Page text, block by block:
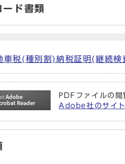
ード書類
車税(種別割)納税証明(継続
PDFファイルの
Adobe社のサイ